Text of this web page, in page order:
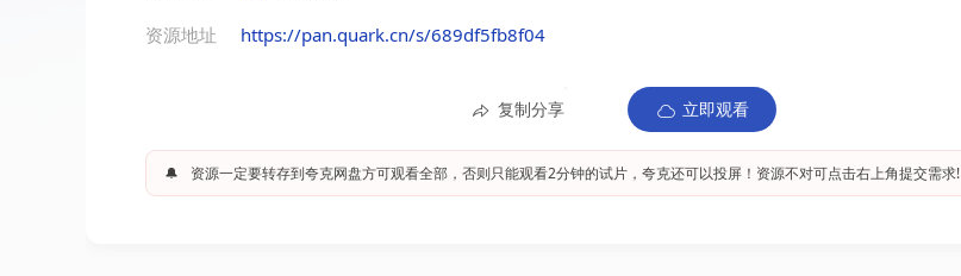
资源地址
https://pan.quark.cn/s/689df5fb8f04
复制分享 立即观看
🔔 资源一定要转存到夸克网盘方可观看全部，否则只能观看2分钟的试片，夸克还可以投屏！资源不对可点击右上角提交需求!